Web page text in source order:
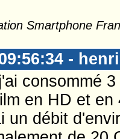
Smartphone
- henri
consommé
en HD et
un débit